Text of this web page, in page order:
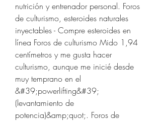
nutrición y entrenador personal. Foros
de culturismo, esteroides naturales
inyectables - Compre esteroides en
línea Foros de culturismo Mido 1,94
centímetros y me gusta hacer
culturismo, aunque me inicié desde
muy temprano en el
&#39;powerlifting&#39;
(levantamiento de
potencia)&amp;quot;. Foros de